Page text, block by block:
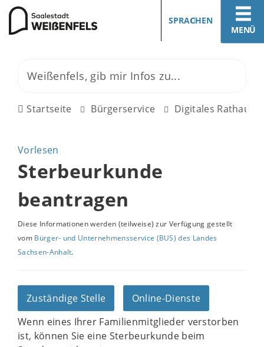
MENÜ
SPRACHEN
Startseite Bürgerservice Digitales Rathaus
Vorlesen
Sterbeurkunde
beantragen
Diese Informationen werden (teilweise) zur Verfügung gestellt
vom Bürger- und Unternehmensservice (BUS) des Landes
Sachsen-Anhalt.
Zuständige Stelle
Online-Dienste
Wenn eines Ihrer Familienmitglieder verstorben
ist, können Sie eine Sterbeurkunde beim